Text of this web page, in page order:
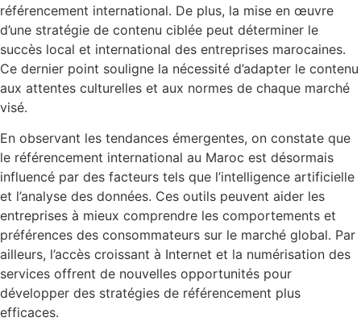
référencement international. De plus, la mise en œuvre
d’une stratégie de contenu ciblée peut déterminer le
succès local et international des entreprises marocaines.
Ce dernier point souligne la nécessité d’adapter le contenu
aux attentes culturelles et aux normes de chaque marché
visé.
En observant les tendances émergentes, on constate que
le référencement international au Maroc est désormais
influencé par des facteurs tels que l’intelligence artificielle
et l’analyse des données. Ces outils peuvent aider les
entreprises à mieux comprendre les comportements et
préférences des consommateurs sur le marché global. Par
ailleurs, l’accès croissant à Internet et la numérisation des
services offrent de nouvelles opportunités pour
développer des stratégies de référencement plus
efficaces.